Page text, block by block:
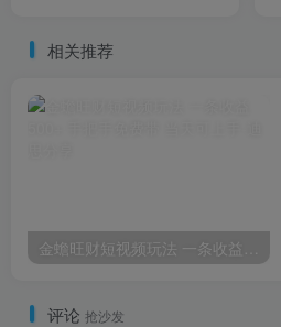
相关推荐
评论 抢沙发